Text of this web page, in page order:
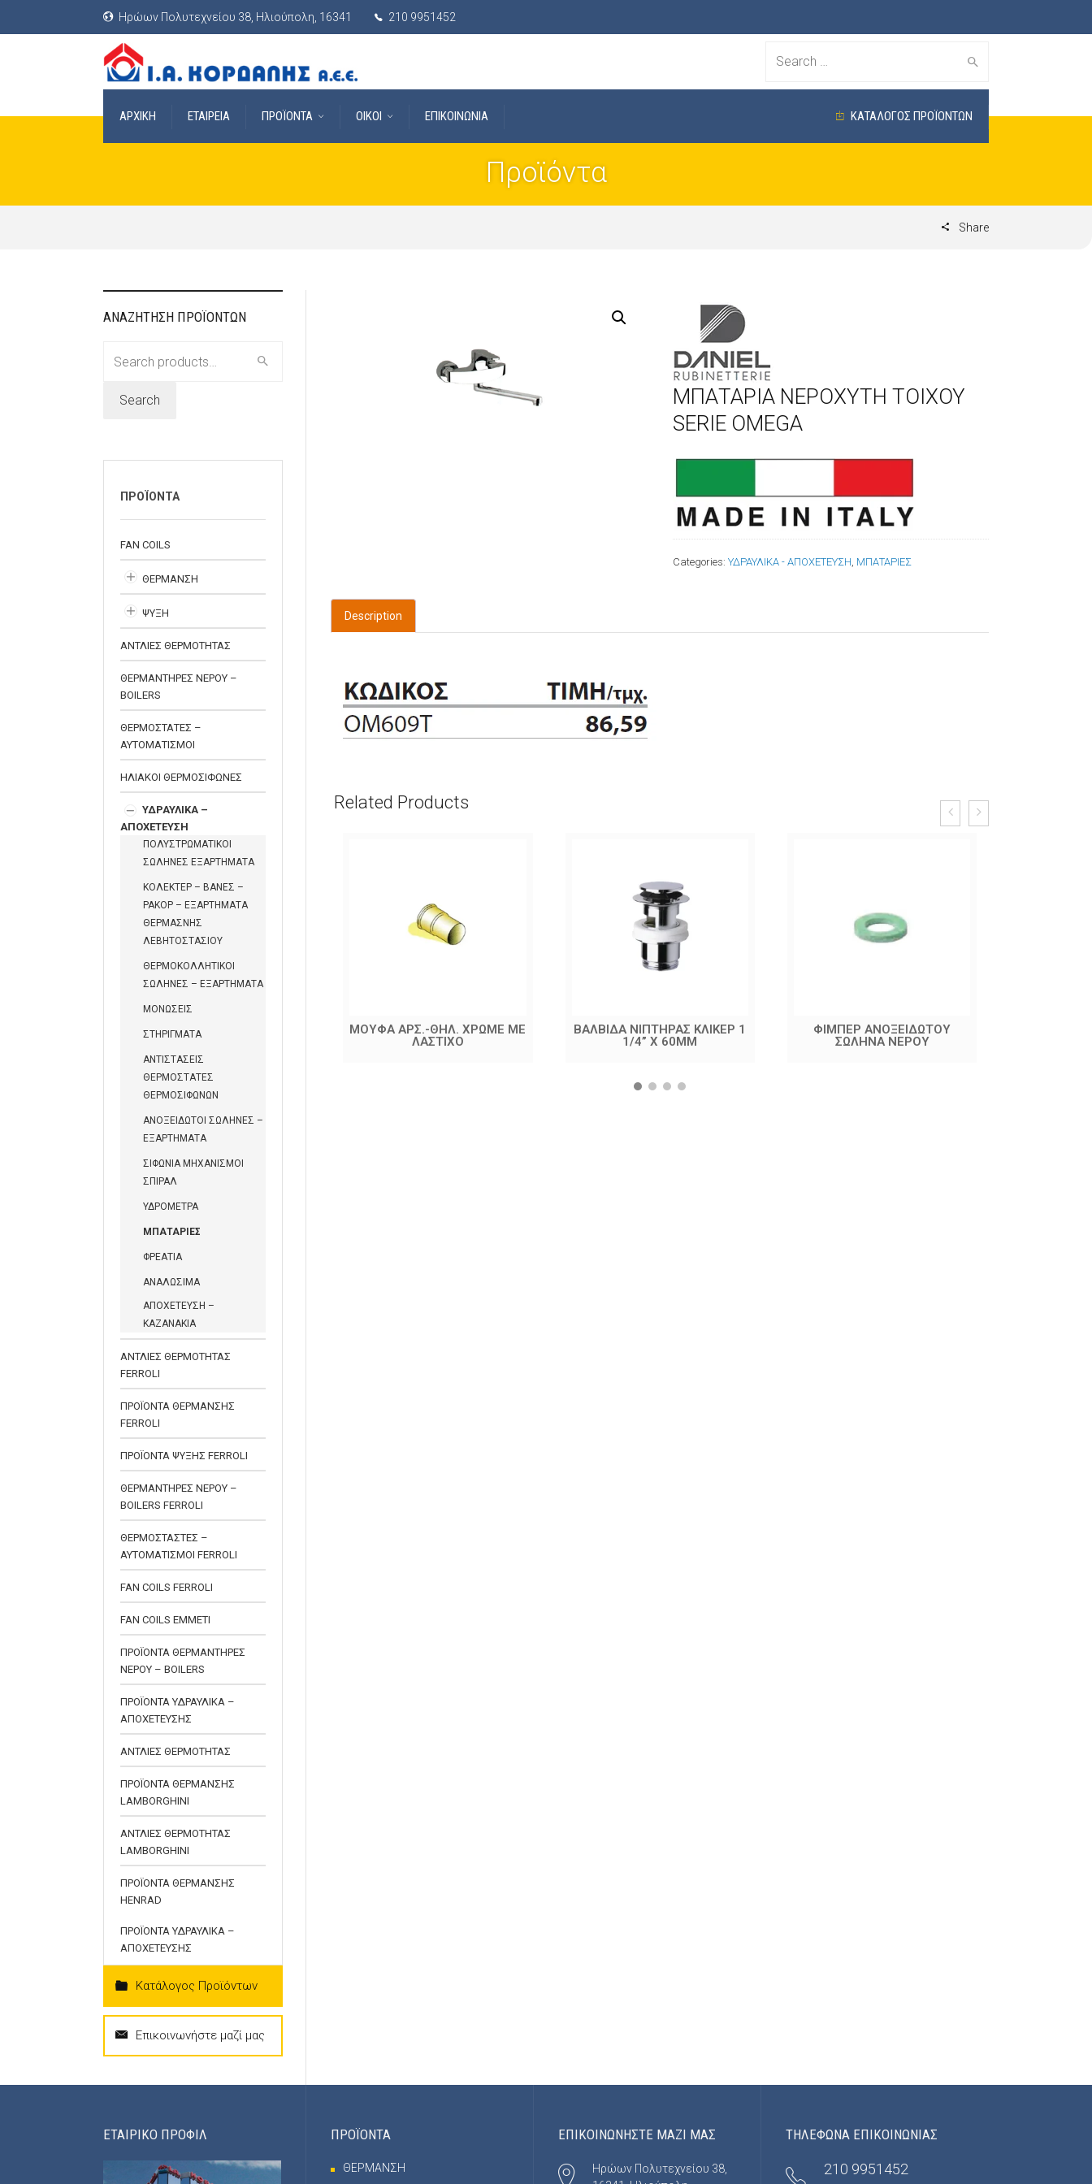
Ηρώων Πολυτεχνείου 38, Ηλιούπολη, 16341 210 9951452
Search
ΑΡΧΙΚΗ ΕΤΑΙΡΕΙΑ ΠΡΟΪΟΝΤΑ OIKOI ΕΠΙΚΟΙΝΩΝΙΑ ΚΑΤΑΛΟΓΟΣ ΠΡΟΪΟΝΤΩΝ
Προϊόντα
Share
ΜΠΑΤΑΡΙΑ ΝΕΡΟΧΥΤΗ ΤΟΙΧΟΥ
SERIE OMEGA
Categories:ΥΔΡΑΥΛΙΚΑ - ΑΠΟΧΕΤΕΥΣΗ, ΜΠΑΤΑΡΙΕΣ
Description
Related Products
ΡΑΚΟΡ ΑΝΟΞΕΙΔΩΤΟΥ
ΣΩΛΗΝΑ ΝΕΡΟΥ
ΜΟΥΦΑ ΑΡΣ.-ΘΗΛ. ΧΡΩΜΕ ΜΕ
ΛΑΣΤΙΧΟ
ΒΑΛΒΙΔΑ ΝΙΠΤΗΡΑΣ ΚΛΙΚΕΡ 1
1/4” X 60MM
ΦΙΜΠΕΡ ΑΝΟΞΕΙΔΩΤΟΥ
ΣΩΛΗΝΑ ΝΕΡΟΥ
ΑΝΑΖΗΤΗΣΗ ΠΡΟΪΟΝΤΩΝ
Search
ΠΡΟΪΟΝΤΑ
FAN COILS
ΘΕΡΜΑΝΣΗ
ΨΥΞΗ
ΑΝΤΛΙΕΣ ΘΕΡΜΟΤΗΤΑΣ
ΘΕΡΜΑΝΤΗΡΕΣ ΝΕΡΟΥ –
BOILERS
ΘΕΡΜΟΣΤΑΤΕΣ –
ΑΥΤΟΜΑΤΙΣΜΟΙ
ΗΛΙΑΚΟΙ ΘΕΡΜΟΣΙΦΩΝΕΣ
ΥΔΡΑΥΛΙΚΑ –
ΑΠΟΧΕΤΕΥΣΗ
ΠΟΛΥΣΤΡΩΜΑΤΙΚΟΙ
ΣΩΛΗΝΕΣ ΕΞΑΡΤΗΜΑΤΑ
ΚΟΛΕΚΤΕΡ – ΒΑΝΕΣ –
ΡΑΚΟΡ – ΕΞΑΡΤΗΜΑΤΑ
ΘΕΡΜΑΣΝΗΣ
ΛΕΒΗΤΟΣΤΑΣΙΟΥ
ΘΕΡΜΟΚΟΛΛΗΤΙΚΟΙ
ΣΩΛΗΝΕΣ – ΕΞΑΡΤΗΜΑΤΑ
ΜΟΝΩΣΕΙΣ
ΣΤΗΡΙΓΜΑΤΑ
ΑΝΤΙΣΤΑΣΕΙΣ
ΘΕΡΜΟΣΤΑΤΕΣ
ΘΕΡΜΟΣΙΦΩΝΩΝ
ΑΝΟΞΕΙΔΩΤΟΙ ΣΩΛΗΝΕΣ –
ΕΞΑΡΤΗΜΑΤΑ
ΣΙΦΩΝΙΑ ΜΗΧΑΝΙΣΜΟΙ
ΣΠΙΡΑΛ
ΥΔΡΟΜΕΤΡΑ
ΜΠΑΤΑΡΙΕΣ
ΦΡΕΑΤΙΑ
ΑΝΑΛΩΣΙΜΑ
ΑΠΟΧΕΤΕΥΣΗ –
ΚΑΖΑΝΑΚΙΑ
ΑΝΤΛΙΕΣ ΘΕΡΜΟΤΗΤΑΣ
FERROLI
ΠΡΟΪΟΝΤΑ ΘΕΡΜΑΝΣΗΣ
FERROLI
ΠΡΟΪΟΝΤΑ ΨΥΞΗΣ FERROLI
ΘΕΡΜΑΝΤΗΡΕΣ ΝΕΡΟΥ –
BOILERS FERROLI
ΘΕΡΜΟΣΤΑΣΤΕΣ –
ΑΥΤΟΜΑΤΙΣΜΟΙ FERROLI
FAN COILS FERROLI
FAN COILS EMMETI
ΠΡΟΪΟΝΤΑ ΘΕΡΜΑΝΤΗΡΕΣ
ΝΕΡΟΥ – BOILERS
ΠΡΟΪΟΝΤΑ ΥΔΡΑΥΛΙΚΑ –
ΑΠΟΧΕΤΕΥΣΗΣ
ΑΝΤΛΙΕΣ ΘΕΡΜΟΤΗΤΑΣ
ΠΡΟΪΟΝΤΑ ΘΕΡΜΑΝΣΗΣ
LAMBORGHINI
ΑΝΤΛΙΕΣ ΘΕΡΜΟΤΗΤΑΣ
LAMBORGHINI
ΠΡΟΪΟΝΤΑ ΘΕΡΜΑΝΣΗΣ
HENRAD
ΠΡΟΪΟΝΤΑ ΥΔΡΑΥΛΙΚΑ –
ΑΠΟΧΕΤΕΥΣΗΣ
Κατάλογος Προϊόντων
Επικοινωνήστε μαζί μας
ΕΤΑΙΡΙΚΟ ΠΡΟΦΙΛ ΠΡΟΪΟΝΤΑ
ΘΕΡΜΑΝΣΗ
ΕΠΙΚΟΙΝΩΝΗΣΤΕ ΜΑΖΙ ΜΑΣ
Ηρώων Πολυτεχνείου 38,
ΤΗΛΕΦΩΝΑ ΕΠΙΚΟΙΝΩΝΙΑΣ
210 9951452